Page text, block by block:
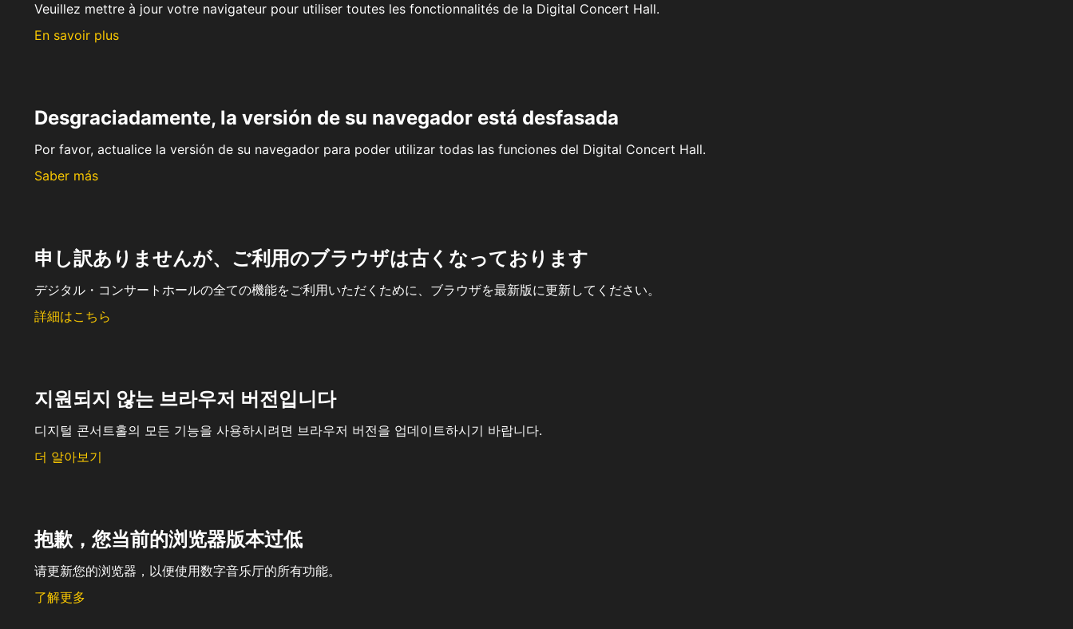
Veuillez mettre à jour votre navigateur pour utiliser toutes les fonctionnalités de la Digital Concert Hall.
En savoir plus
Desgraciadamente, la versión de su navegador está desfasada
Por favor, actualice la versión de su navegador para poder utilizar todas las funciones del Digital Concert Hall.
Saber más
申し訳ありませんが、ご利用のブラウザは古くなっております
デジタル・コンサートホールの全ての機能をご利用いただくために、ブラウザを最新版に更新してください。
詳細はこちら
지원되지 않는 브라우저 버전입니다
디지털 콘서트홀의 모든 기능을 사용하시려면 브라우저 버전을 업데이트하시기 바랍니다.
더 알아보기
抱歉，您当前的浏览器版本过低
请更新您的浏览器，以便使用数字音乐厅的所有功能。
了解更多